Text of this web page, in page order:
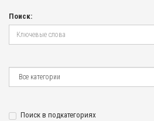
Поиск:
Поиск в подкатегориях